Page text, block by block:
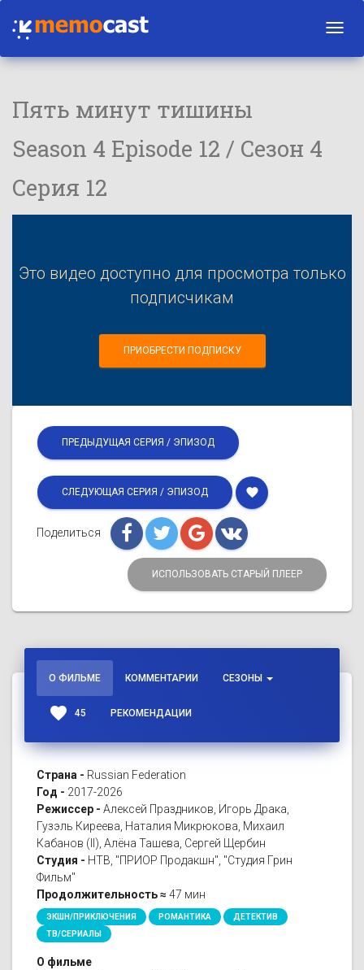
Пять минут тишины
Season 4 Episode 12 / Сезон 4
Серия 12
Это видео доступно для просмотра только
подписчикам
ПРИОБРЕСТИ ПОДПИСКУ
ПРЕДЫДУЩАЯ СЕРИЯ / ЭПИЗОД
СЛЕДУЮЩАЯ СЕРИЯ / ЭПИЗОД favorite
Поделиться
ИСПОЛЬЗОВАТЬ СТАРЫЙ ПЛЕЕР
О ФИЛЬМЕ КОММЕНТАРИИ СЕЗОНЫ
favorite 45 РЕКОМЕНДАЦИИ
Страна - Russian Federation
Год - 2017-2026
Режиссер - Алексей Праздников, Игорь Драка,
Гузэль Киреева, Наталия Микрюкова, Михаил
Кабанов (II), Алёна Ташева, Сергей Щербин
Студия - НТВ, "ПРИОР Продакшн", "Студия Грин
Фильм"
Продолжительность ≈ 47 мин
ЭКШН/ПРИКЛЮЧЕНИЯ РОМАНТИКА
ДЕТЕКТИВ
ТВ/СЕРИАЛЫ
О фильме